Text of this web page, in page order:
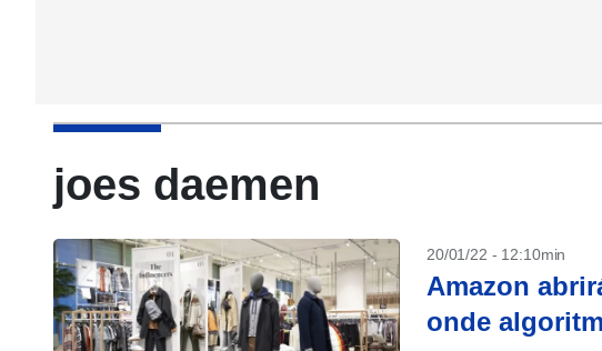
joes daemen
20/01/22 - 12:10min
Amazon
onde